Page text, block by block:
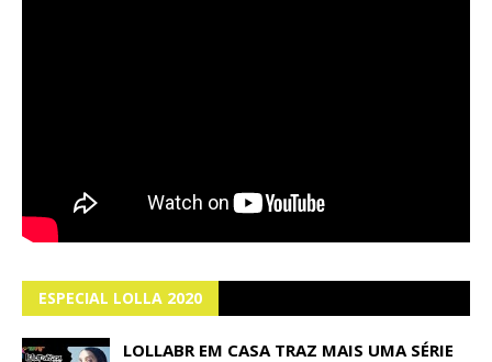
ESPECIAL LOLLA 2020
LOLLABR EM CASA TRAZ MAIS UMA SÉRIE